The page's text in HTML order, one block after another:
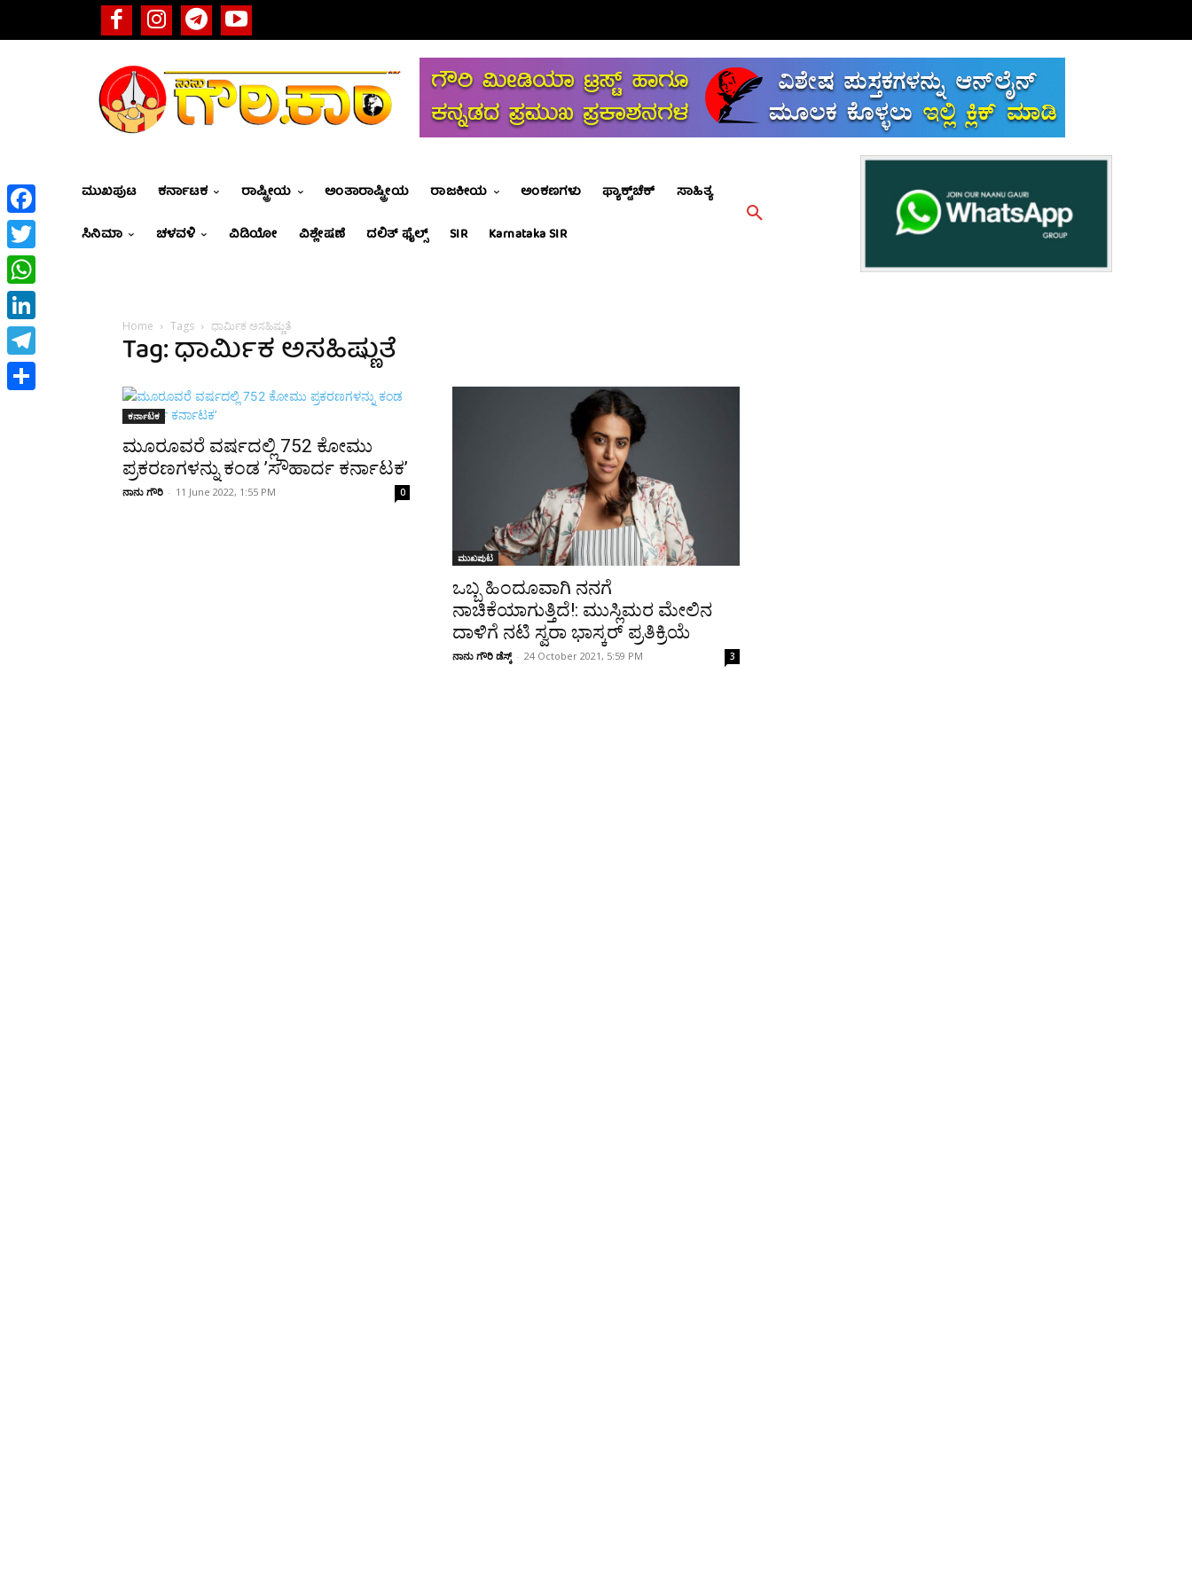
ಮುಖಪುಟ ಕರ್ನಾಟಕ ರಾಷ್ಟ್ರೀಯ ಅಂತಾರಾಷ್ಟ್ರೀಯ ರಾಜಕೀಯ ಅಂಕಣಗಳು ಫ್ಯಾಕ್ಟ್‌ಚೆಕ್
ಸಾಹಿತ್ಯ
ಸಿನಿಮಾ
ಚಳವಳಿ ವಿಡಿಯೋ ವಿಶ್ಲೇಷಣೆ ದಲಿತ್ ಫೈಲ್ಸ್ SIR Karnataka SIR
Home Tags ಧಾರ್ಮಿಕ ಅಸಹಿಷ್ಣುತೆ
Tag: ಧಾರ್ಮಿಕ ಅಸಹಿಷ್ಣುತೆ
ಕರ್ನಾಟಕ
ಮೂರೂವರೆ ವರ್ಷದಲ್ಲಿ 752 ಕೋಮು
ಪ್ರಕರಣಗಳನ್ನು ಕಂಡ ’ಸೌಹಾರ್ದ ಕರ್ನಾಟಕ’
ನಾನು ಗೌರಿ - 11 June 2022, 1:55 PM 0
ಮುಖಪುಟ
ಒಬ್ಬ ಹಿಂದೂವಾಗಿ ನನಗೆ
ನಾಚಿಕೆಯಾಗುತ್ತಿದೆ!: ಮುಸ್ಲಿಮರ ಮೇಲಿನ
ದಾಳಿಗೆ ನಟಿ ಸ್ವರಾ ಭಾಸ್ಕರ್‌ ಪ್ರತಿಕ್ರಿಯೆ
ನಾನು ಗೌರಿ ಡೆಸ್ಕ್ - 24 October 2021, 5:59 PM 3
Facebook
Twitter
WhatsApp
LinkedIn
Telegram